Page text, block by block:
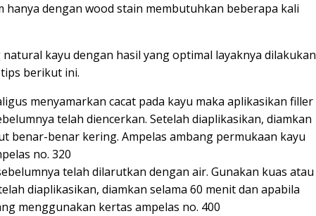
dengan wood stain membutuhkan beberapa kali
kayu dengan hasil yang optimal layaknya dilakukan
berikut ini.
menyamarkan cacat pada kayu maka aplikasikan filler
telah diencerkan. Setelah diaplikasikan, diamkan
benar-benar kering. Ampelas ambang permukaan kayu
no. 320
telah dilarutkan dengan air. Gunakan kuas atau
diaplikasikan, diamkan selama 60 menit dan apabila
menggunakan kertas ampelas no. 400